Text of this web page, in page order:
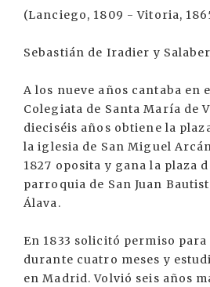
(Lanciego, 1809 - Vitoria,
Sebastián de Iradier y
A los nueve años cantaba en
Colegiata de Santa María de
dieciséis años obtiene la
la iglesia de San Miguel
1827 oposita y gana la plaza
parroquia de San Juan
Álava.
En 1833 solicitó permiso
durante cuatro meses y
en Madrid. Volvió seis años